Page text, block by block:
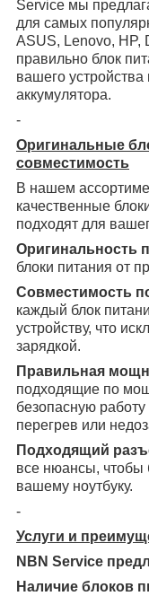
Service мы
для самых
ASUS, Lenovo, HP,
правильно блок
вашего
аккумулятора.
-
Оригинальные
совместимость
В нашем
качественные
подходят для
Оригинальность
блоки питания от
Совместимость
каждый блок
устройству, что
зарядкой.
Правильная
подходящие по
безопасную
перегрев или
Подходящий
все нюансы, чтобы
вашему ноутбуку.
-
Услуги и
NBN Service
Наличие блоков